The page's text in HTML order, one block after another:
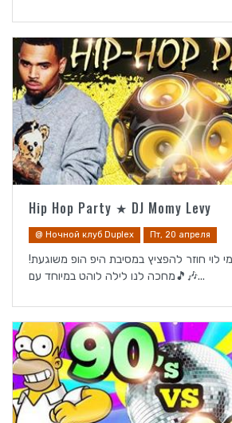
Hip Hop Party ★ DJ Momy Levy
@ Ночной клуб Duplex Пт, 20 апреля
לוי חוזר להפציץ במסיבת היפ הופ משוגעת!
🎶🎵מחכה לנו לילה לוהט במיוחד עם...